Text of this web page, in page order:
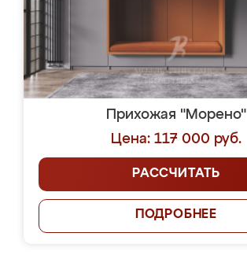
Прихожая "Морено"
Цена: 117 000 руб.
РАССЧИТАТЬ
ПОДРОБНЕЕ